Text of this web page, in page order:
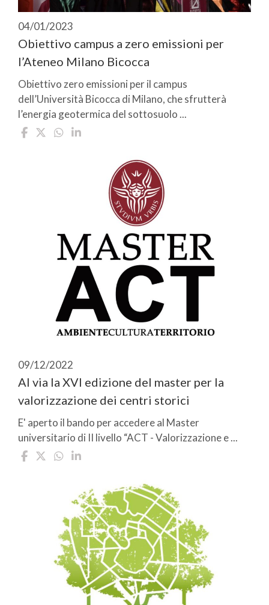
04/01/2023
Obiettivo campus a zero emissioni per
l’Ateneo Milano Bicocca
Obiettivo zero emissioni per il campus
dell’Università Bicocca di Milano, che sfrutterà
l’energia geotermica del sottosuolo ...
09/12/2022
Al via la XVI edizione del master per la
valorizzazione dei centri storici
E' aperto il bando per accedere al Master
universitario di II livello “ACT - Valorizzazione e ...